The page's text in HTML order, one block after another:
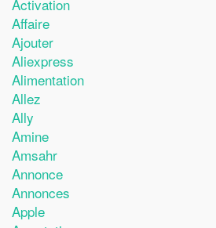
Activation
Affaire
Ajouter
Aliexpress
Alimentation
Allez
Ally
Amine
Amsahr
Annonce
Annonces
Apple